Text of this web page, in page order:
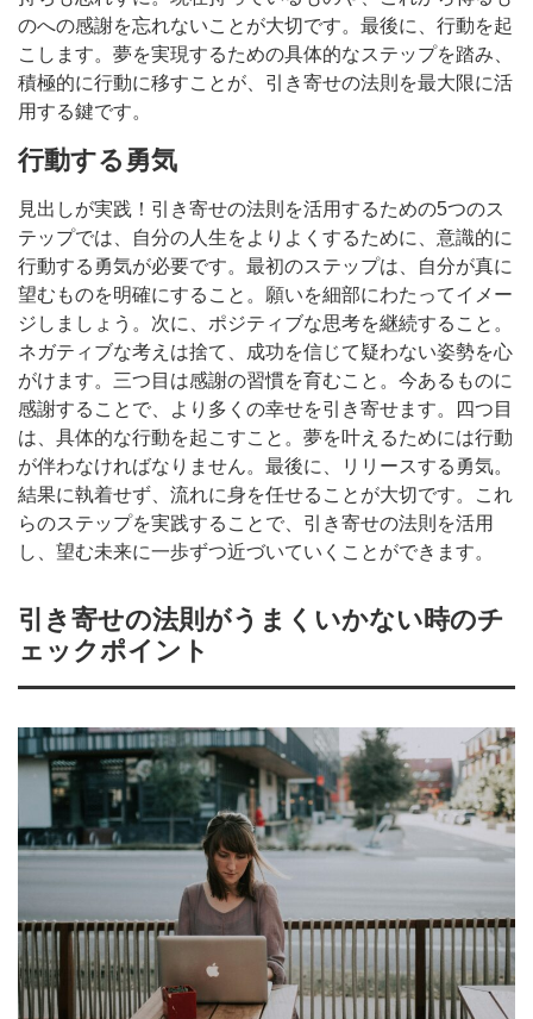
のへの感謝を忘れないことが大切です。最後に、行動を起
こします。夢を実現するための具体的なステップを踏み、
積極的に行動に移すことが、引き寄せの法則を最大限に活
用する鍵です。
行動する勇気
見出しが実践！引き寄せの法則を活用するための5つのス
テップでは、自分の人生をよりよくするために、意識的に
行動する勇気が必要です。最初のステップは、自分が真に
望むものを明確にすること。願いを細部にわたってイメー
ジしましょう。次に、ポジティブな思考を継続すること。
ネガティブな考えは捨て、成功を信じて疑わない姿勢を心
がけます。三つ目は感謝の習慣を育むこと。今あるものに
感謝することで、より多くの幸せを引き寄せます。四つ目
は、具体的な行動を起こすこと。夢を叶えるためには行動
が伴わなければなりません。最後に、リリースする勇気。
結果に執着せず、流れに身を任せることが大切です。これ
らのステップを実践することで、引き寄せの法則を活用
し、望む未来に一歩ずつ近づいていくことができます。
引き寄せの法則がうまくいかない時のチ
ェックポイント